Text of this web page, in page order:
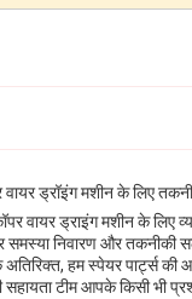
वायर ड्रॉइंग मशीन के लिए
वायर ड्राइंग मशीन के लिए
समस्या निवारण और तकनीकी
हम स्पेयर पार्ट्स की
सहायता टीम आपके किसी भी